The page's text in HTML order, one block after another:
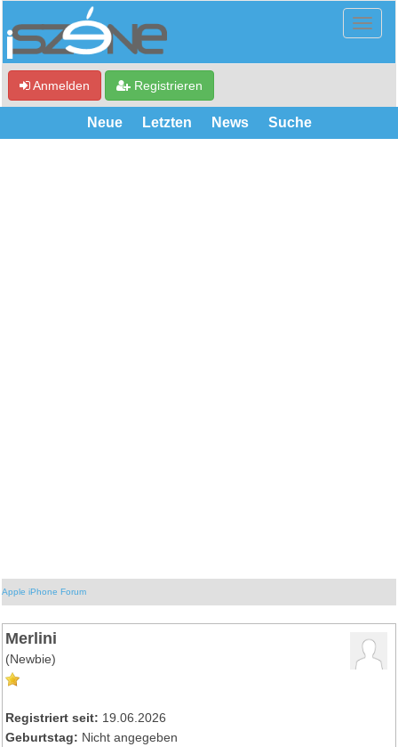
Anmelden Registrieren
Neue Letzten News Suche
Apple iPhone Forum
Merlini
(Newbie)
Registriert seit: 19.06.2026
Geburtstag: Nicht angegeben